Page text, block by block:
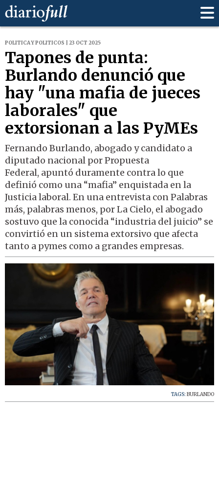
POLITICA Y POLITICOS | 23 OCT 2025
Tapones de punta:
Burlando denunció que
hay "una mafia de jueces
laborales" que
extorsionan a las PyMEs
Fernando Burlando, abogado y candidato a
diputado nacional por Propuesta
Federal, apuntó duramente contra lo que
definió como una “mafia” enquistada en la
Justicia laboral. En una entrevista con Palabras
más, palabras menos, por La Cielo, el abogado
sostuvo que la conocida “industria del juicio” se
convirtió en un sistema extorsivo que afecta
tanto a pymes como a grandes empresas.
TAGS: BURLANDO